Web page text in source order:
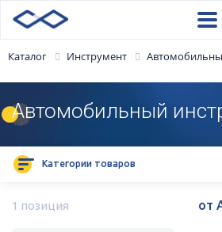
Каталог Инструмент
Автомобильный
Категории товаров
1 позиция